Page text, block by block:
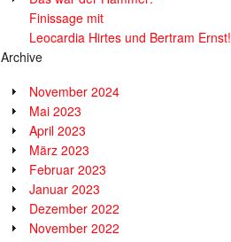
Finissage mit
Leocardia Hirtes und Bertram Ernst!
Archive
November 2024
Mai 2023
April 2023
März 2023
Februar 2023
Januar 2023
Dezember 2022
November 2022